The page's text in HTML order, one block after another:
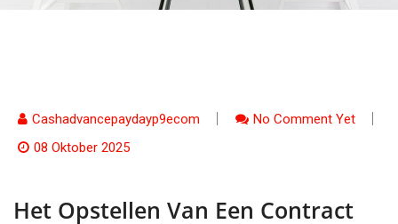
Cashadvancepaydayp9ecom
No Comment Yet
08 Oktober 2025
Het Opstellen Van Een Contract